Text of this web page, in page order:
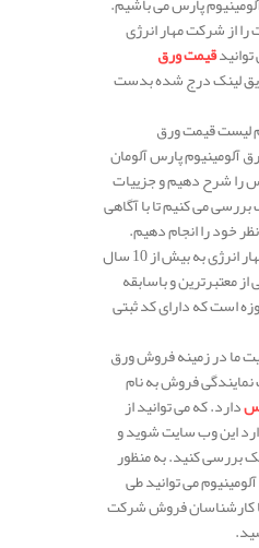
از شرکت مهار انرژی
قیمت ورق
لینک درج شده بدست
لیست قیمت ورق
آلومینیوم پارس آلومان
را شرح دهیم و جزییات
می کنیم تا با آگاهی
خود را انجام دهیم.
سابقه فعالیت شرکت مهار انرژی به بیش از 10 سال
معتبرترین و باسابقه
است که دارای کد ثبتی
ما در زمینه فروش ورق
فروش به نام
دارد. که می توانید از
این وب سایت شوید و
بررسی کنید. به منظور
می توانید طی
کارشناسان فروش شرکت